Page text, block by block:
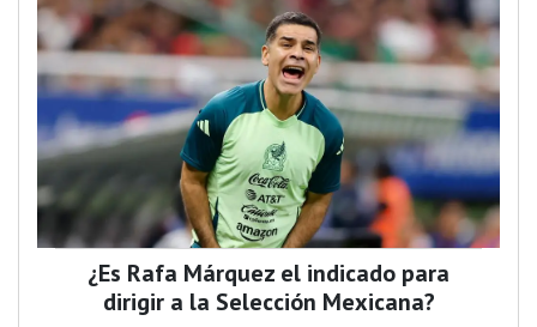
¿Es Rafa Márquez el indicado para
dirigir a la Selección Mexicana?